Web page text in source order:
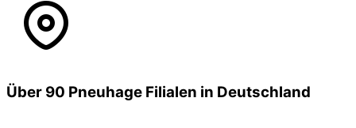
Über 90 Pneuhage Filialen in Deutschland